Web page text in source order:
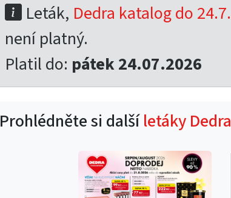
Leták, Dedra katalog do 24.7.
není platný.
Platil do: pátek 24.07.2026
Prohlédněte si dalšíletáky Dedra